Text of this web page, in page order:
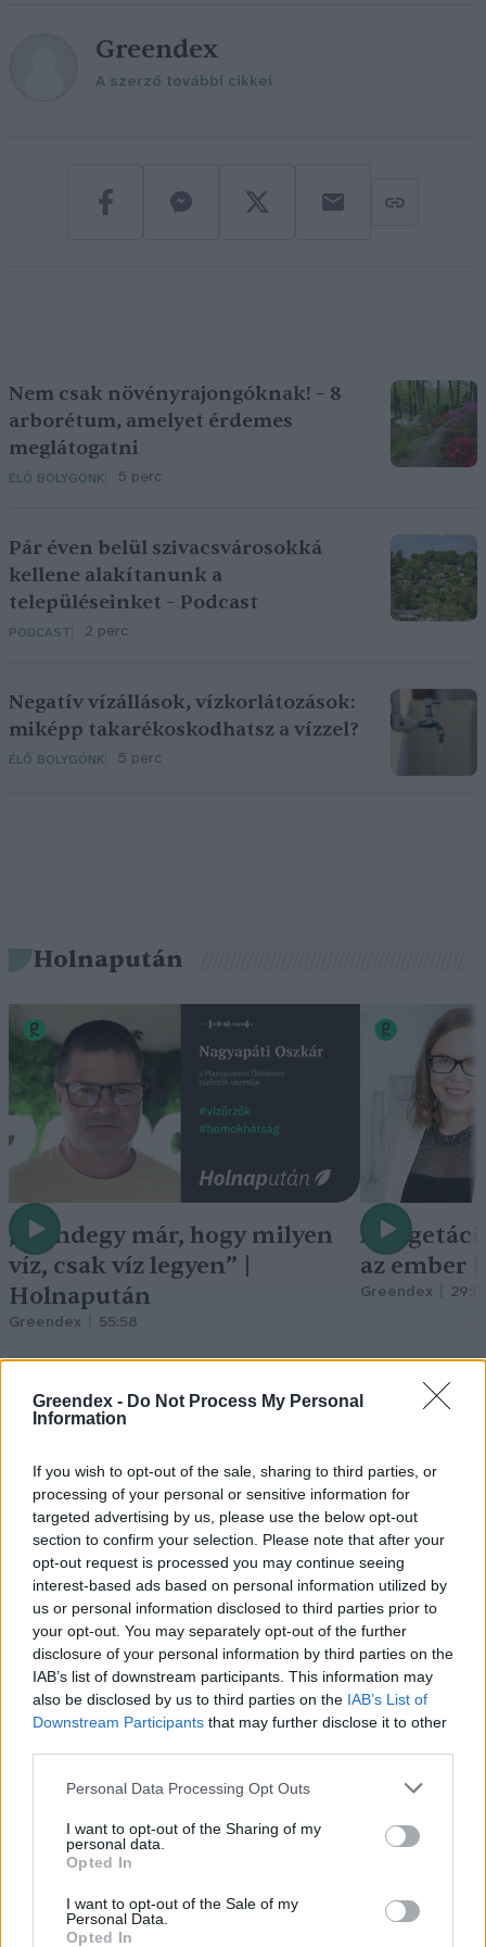
Greendex - Do Not Process My Personal
Information
If you wish to opt-out of the sale, sharing to third parties, or
processing of your personal or sensitive information for
targeted advertising by us, please use the below opt-out
section to confirm your selection. Please note that after your
opt-out request is processed you may continue seeing
interest-based ads based on personal information utilized by
us or personal information disclosed to third parties prior to
your opt-out. You may separately opt-out of the further
disclosure of your personal information by third parties on the
IAB’s list of downstream participants. This information may
also be disclosed by us to third parties on the IAB’s List of
Downstream Participants that may further disclose it to other
Personal Data Processing Opt Outs
I want to opt-out of the Sharing of my
personal data.
Opted In
I want to opt-out of the Sale of my
Personal Data.
Opted In
Greendex
A szerző további cikkei
Nem csak növényrajongóknak! – 8
arborétum, amelyet érdemes
meglátogatni
ÉLŐ BOLYGÓNK 5 perc
Pár éven belül szivacsvárosokká
kellene alakítanunk a
településeinket – Podcast
PODCAST 2 perc
Negatív vízállások, vízkorlátozások:
miképp takarékoskodhatsz a vízzel?
ÉLŐ BOLYGÓNK 5 perc
Holnapután
„Mindegy már, hogy milyen
víz, csak víz legyen” |
Holnapután
Greendex 55:58
A
az ember
Greendex
Nem csak növényrajongóknak!
– 8 arborétum, amelyet
érdemes meglátogatni
ÉLŐ BOLYGÓNK Granát-Galló Tímea 5 perc